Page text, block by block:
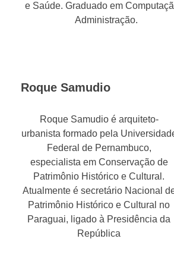
e Saúde. Graduado em
Administração.
Roque Samudio
Roque Samudio é arquiteto-
urbanista formado pela
Federal de Pernambuco,
especialista em Conservação de
Patrimônio Histórico e Cultural.
Atualmente é secretário Nacional
Patrimônio Histórico e Cultural no
Paraguai, ligado à Presidência da
República